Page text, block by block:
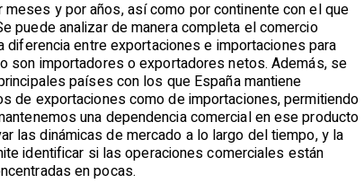
y por años, así como por continente con el que
puede analizar de manera completa el comercio
entre exportaciones e importaciones para
son importadores o exportadores netos. Además, se
países con los que España mantiene
de exportaciones como de importaciones, permitiendo
una dependencia comercial en ese producto
las dinámicas de mercado a lo largo del tiempo, y la
identificar si las operaciones comerciales están
en pocas.